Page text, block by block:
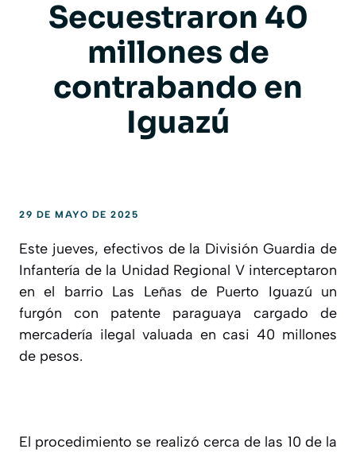
Secuestraron 40
millones de
contrabando en
Iguazú
29 DE MAYO DE 2025
Este jueves, efectivos de la División Guardia de
Infantería de la Unidad Regional V interceptaron
en el barrio Las Leñas de Puerto Iguazú un
furgón con patente paraguaya cargado de
mercadería ilegal valuada en casi 40 millones
de pesos.
El procedimiento se realizó cerca de las 10 de la